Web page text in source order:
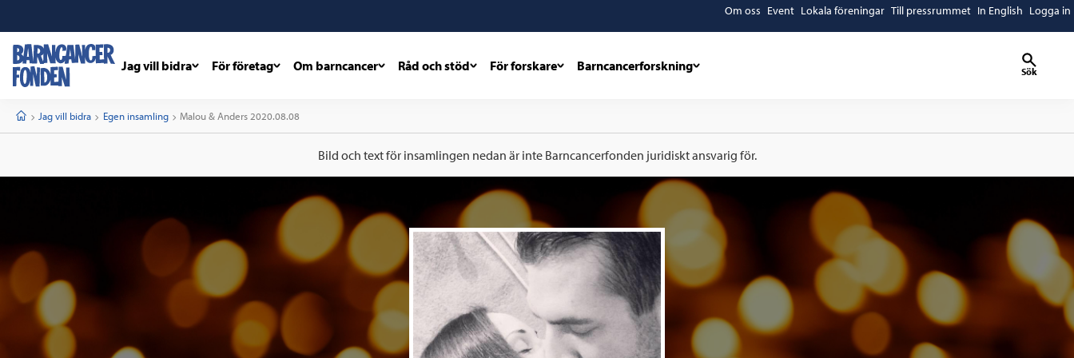
Om oss Event Lokala föreningar Till pressrummet In English Logga in
Jag vill bidra För företag Om barncancer Råd och stöd För forskare Barncancerforskning Sök
StartJag vill bidra Egen insamling Current:
Malou & Anders 2020.08.08
Bild och text för insamlingen nedan är inte Barncancerfonden juridiskt ansvarig för.